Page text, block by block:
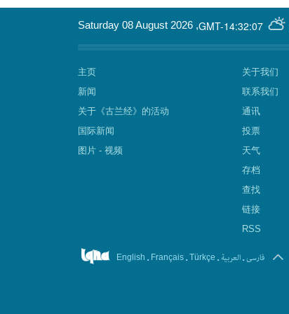
GMT-14:32:07
Saturday 08 August 2026 ,
主页
新闻
关于《古兰经》的活动
国际新闻
图片 - 视频
关于我们
联系我们
通讯
投票
天气
存档
查找
链接
RSS
English . Français .Türkçe .العربیة.فارسی